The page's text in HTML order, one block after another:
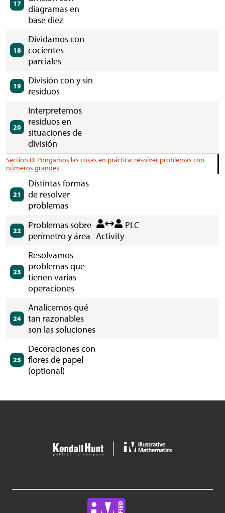
17
diagramas en
base diez
18
Dividamos con
cocientes
parciales
19
División con y sin
residuos
20
Interpretemos
residuos en
situaciones de
división
Section D: Pongamos las cosas en práctica: resolver problemas con
números grandes
21
Distintas formas
de resolver
problemas
22
Problemas sobre
perímetro y área
PLC
Activity
23
Resolvamos
problemas que
tienen varias
operaciones
24
Analicemos qué
tan razonables
son las soluciones
25
Decoraciones con
flores de papel
(optional)